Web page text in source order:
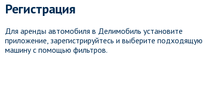
Регистрация
Для аренды автомобиля в Делимобиль установите
приложение, зарегистрируйтесь и выберите подходящую
машину с помощью фильтров.